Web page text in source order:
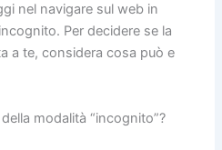
nel navigare sul web in
Per decidere se la
a te, considera cosa può e
modalità “incognito”?